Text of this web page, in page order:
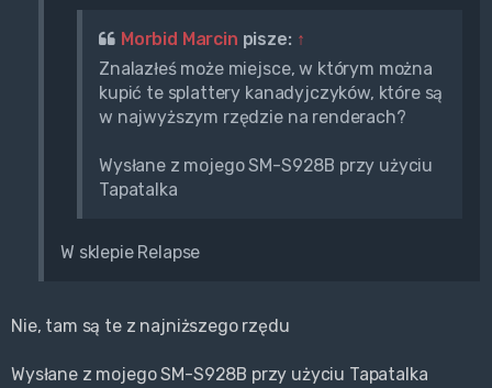
Morbid Marcin pisze: ↑
Znalazłeś może miejsce, w którym można
kupić te splattery kanadyjczyków, które są
w najwyższym rzędzie na renderach?
Wysłane z mojego SM-S928B przy użyciu
Tapatalka
W sklepie Relapse
Nie, tam są te z najniższego rzędu
Wysłane z mojego SM-S928B przy użyciu Tapatalka